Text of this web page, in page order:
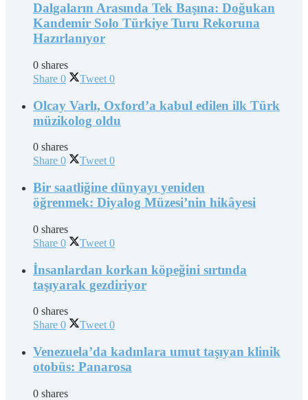
Dalgaların Arasında Tek Başına: Doğukan
Kandemir Solo Türkiye Turu Rekoruna
Hazırlanıyor
0 shares
Share 0 Tweet 0
Olcay Varlı, Oxford’a kabul edilen ilk Türk
müzikolog oldu
0 shares
Share 0 Tweet 0
Bir saatliğine dünyayı yeniden
öğrenmek: Diyalog Müzesi’nin hikâyesi
0 shares
Share 0 Tweet 0
İnsanlardan korkan köpeğini sırtında
taşıyarak gezdiriyor
0 shares
Share 0 Tweet 0
Venezuela’da kadınlara umut taşıyan klinik
otobüs: Panarosa
0 shares